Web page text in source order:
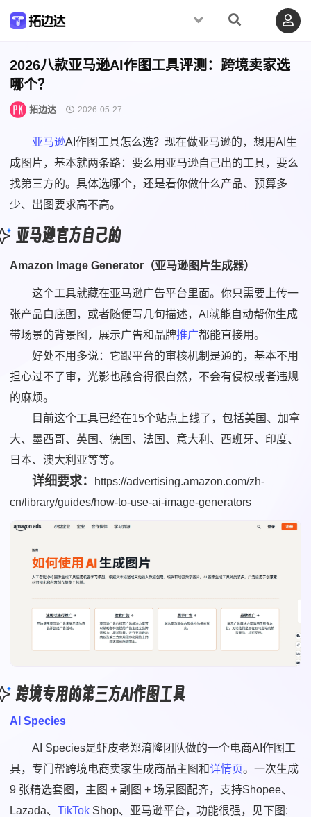
2026八款亚马逊AI作图工具评测：跨境卖家选
哪个？
拓边达 2026-05-27
亚马逊AI作图工具怎么选？现在做亚马逊的，想用AI生
成图片，基本就两条路：要么用亚马逊自己出的工具，要么
找第三方的。具体选哪个，还是看你做什么产品、预算多
少、出图要求高不高。
亚马逊官方自己的
Amazon Image Generator（亚马逊图片生成器）
这个工具就藏在亚马逊广告平台里面。你只需要上传一
张产品白底图，或者随便写几句描述，AI就能自动帮你生成
带场景的背景图，展示广告和品牌推广都能直接用。
好处不用多说：它跟平台的审核机制是通的，基本不用
担心过不了审，光影也融合得很自然，不会有侵权或者违规
的麻烦。
目前这个工具已经在15个站点上线了，包括美国、加拿
大、墨西哥、英国、德国、法国、意大利、西班牙、印度、
日本、澳大利亚等等。
详细要求：
https://advertising.amazon.com/zh-
cn/library/guides/how-to-use-ai-image-generators
跨境专用的第三方AI作图工具
AI Species
AI Species是虾皮老郑淯隆团队做的一个电商AI作图工
具，专门帮跨境电商卖家生成商品主图和详情页。一次生成
9 张精选套图，主图 + 副图 + 场景图配齐，支持Shopee、
Lazada、TikTok Shop、亚马逊平台，功能很强，见下图: